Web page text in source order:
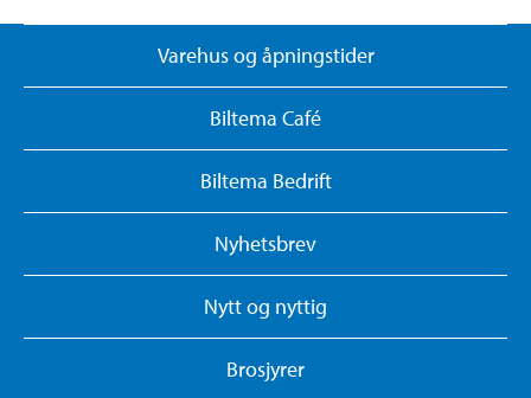
Varehus og åpningstider
Biltema Café
Biltema Bedrift
Nyhetsbrev
Nytt og nyttig
Brosjyrer